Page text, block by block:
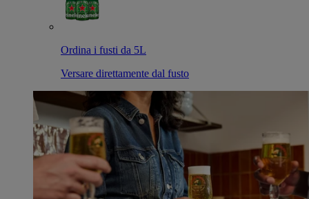
Ordina i fusti da 5L
Versare direttamente dal fusto